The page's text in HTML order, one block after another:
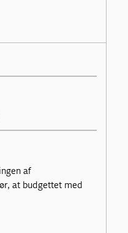
af
at budgettet med